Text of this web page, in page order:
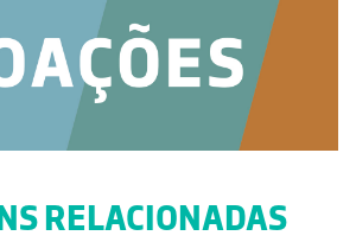
RELACIONADAS